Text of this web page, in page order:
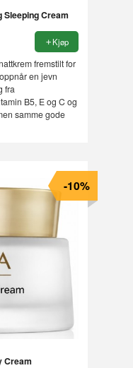
Sleeping Cream
Kjøp
fremstilt for
en jevn
fra
B5, E og C og
samme gode
Cream
-10%